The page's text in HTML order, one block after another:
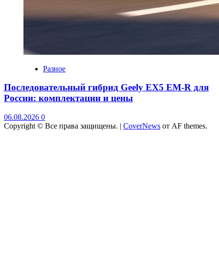
Разное
Последовательный гибрид Geely EX5 EM-R для
России: комплектации и цены
06.08.2026 0
Copyright © Все права защищены. | CoverNews от AF themes.